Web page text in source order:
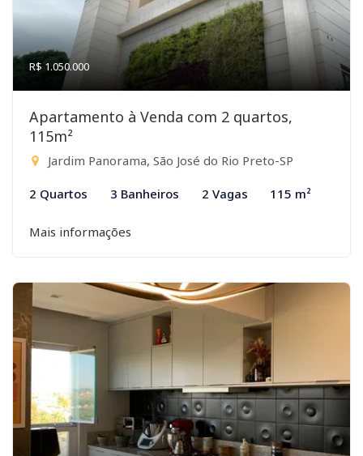
R$ 1.050.000
Apartamento à Venda com 2 quartos,
115m²
Jardim Panorama, São José do Rio Preto-SP
2 Quartos 3 Banheiros 2 Vagas 115 m²
Mais informações